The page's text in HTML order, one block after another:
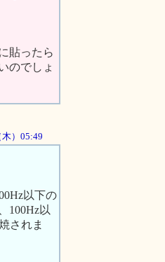
貼ったら
のでしょ
）05:49
以下の
100Hz以
されま